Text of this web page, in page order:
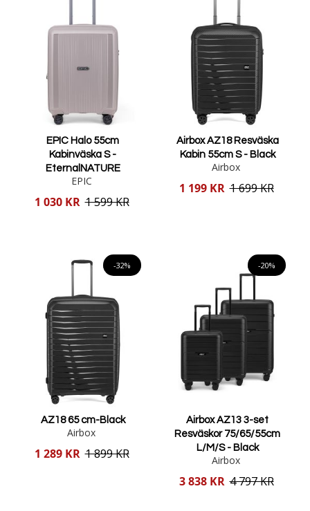
EPIC Halo 55cm
Kabinväska S -
EternalNATURE
EPIC
Reducerat
1 030 KR 1 599 KR
Airbox AZ18 Resväska
Kabin 55cm S - Black
Airbox
Reducerat
1 199 KR 1 699 KR
-32%
AZ18 65 cm-Black
Airbox
Reducerat
1 289 KR 1 899 KR
-20%
Airbox AZ13 3-set
Resväskor 75/65/55cm
L/M/S - Black
Airbox
Reducerat
3 838 KR 4 797 KR